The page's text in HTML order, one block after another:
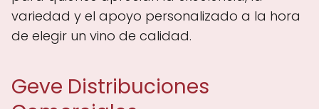
variedad y el apoyo personalizado a la hora
de elegir un vino de calidad.
Geve Distribuciones